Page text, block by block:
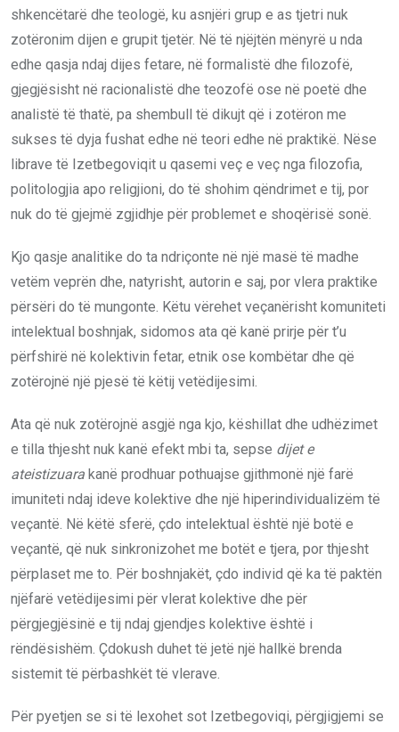
shkencëtarë dhe teologë, ku asnjëri grup e as tjetri nuk
zotëronim dijen e grupit tjetër. Në të njëjtën mënyrë u nda
edhe qasja ndaj dijes fetare, në formalistë dhe filozofë,
gjegjësisht në racionalistë dhe teozofë ose në poetë dhe
analistë të thatë, pa shembull të dikujt që i zotëron me
sukses të dyja fushat edhe në teori edhe në praktikë. Nëse
librave të Izetbegoviqit u qasemi veç e veç nga filozofia,
politologjia apo religjioni, do të shohim qëndrimet e tij, por
nuk do të gjejmë zgjidhje për problemet e shoqërisë sonë.
Kjo qasje analitike do ta ndriçonte në një masë të madhe
vetëm veprën dhe, natyrisht, autorin e saj, por vlera praktike
përsëri do të mungonte. Këtu vërehet veçanërisht komuniteti
intelektual boshnjak, sidomos ata që kanë prirje për t’u
përfshirë në kolektivin fetar, etnik ose kombëtar dhe që
zotërojnë një pjesë të këtij vetëdijesimi.
Ata që nuk zotërojnë asgjë nga kjo, këshillat dhe udhëzimet
e tilla thjesht nuk kanë efekt mbi ta, sepse dijet e
ateistizuara kanë prodhuar pothuajse gjithmonë një farë
imuniteti ndaj ideve kolektive dhe një hiperindividualizëm të
veçantë. Në këtë sferë, çdo intelektual është një botë e
veçantë, që nuk sinkronizohet me botët e tjera, por thjesht
përplaset me to. Për boshnjakët, çdo individ që ka të paktën
njëfarë vetëdijesimi për vlerat kolektive dhe për
përgjegjësinë e tij ndaj gjendjes kolektive është i
rëndësishëm. Çdokush duhet të jetë një hallkë brenda
sistemit të përbashkët të vlerave.
Për pyetjen se si të lexohet sot Izetbegoviqi, përgjigjemi se